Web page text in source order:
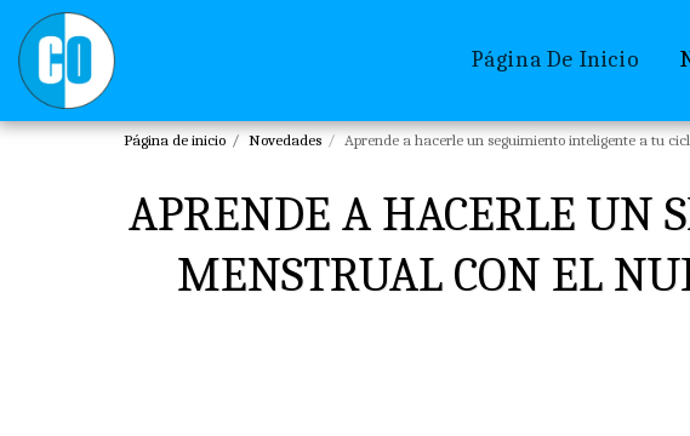
Página De Inicio
Página de inicio Novedades Aprende a hacerle un seguimiento inteligente a tu
APRENDE A HACERLE UN
MENSTRUAL CON EL